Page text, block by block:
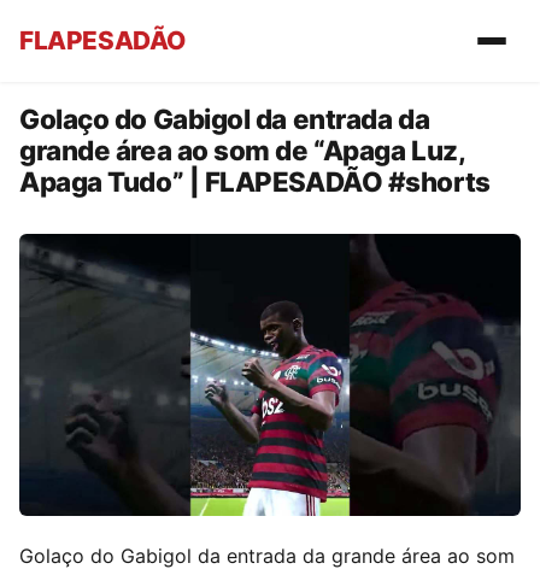
FLAPESADÃO
Golaço do Gabigol da entrada da
grande área ao som de “Apaga Luz,
Apaga Tudo” | FLAPESADÃO #shorts
Golaço do Gabigol da entrada da grande área ao som